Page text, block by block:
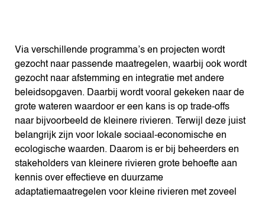
Via verschillende programma’s en projecten wordt
gezocht naar passende maatregelen, waarbij ook wordt
gezocht naar afstemming en integratie met andere
beleidsopgaven. Daarbij wordt vooral gekeken naar de
grote wateren waardoor er een kans is op trade-offs
naar bijvoorbeeld de kleinere rivieren. Terwijl deze juist
belangrijk zijn voor lokale sociaal-economische en
ecologische waarden. Daarom is er bij beheerders en
stakeholders van kleinere rivieren grote behoefte aan
kennis over effectieve en duurzame
adaptatiemaatregelen voor kleine rivieren met zoveel